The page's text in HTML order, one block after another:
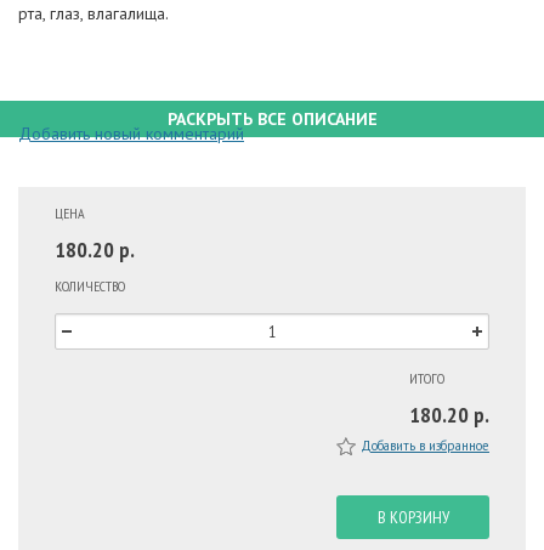
рта, глаз, влагалища.
РАСКРЫТЬ ВСЕ ОПИСАНИЕ
Добавить новый комментарий
ЦЕНА
180.20 р.
КОЛИЧЕСТВО
ИТОГО
180.20 р.
Добавить в избранное
В КОРЗИНУ